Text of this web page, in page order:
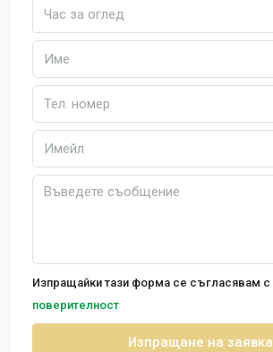
Час за оглед
Изпращайки тази форма се съгласявам с
поверителност
Изпращане на заявка